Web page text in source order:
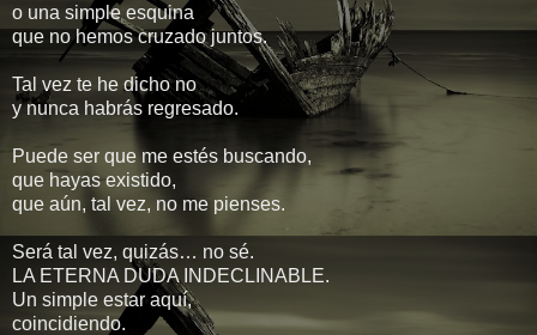
o una simple esquina
que no hemos cruzado juntos.
Tal vez te he dicho no
y nunca habrás regresado.
Puede ser que me estés buscando,
que hayas existido,
que aún, tal vez, no me pienses.
Será tal vez, quizás… no sé.
LA ETERNA DUDA INDECLINABLE.
Un simple estar aquí,
coincidiendo.